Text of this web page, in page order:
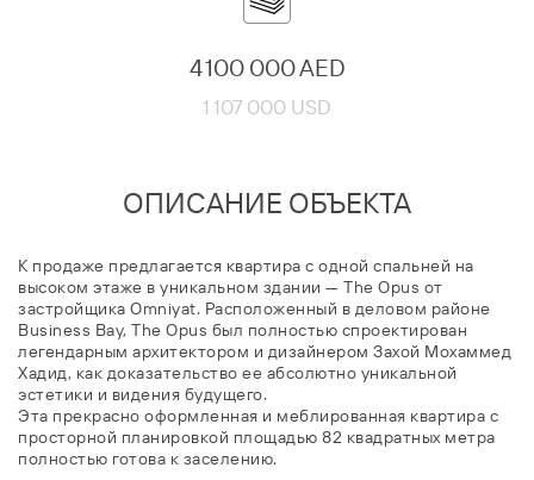
4 100 000 AED
1 107 000 USD
ОПИСАНИЕ ОБЪЕКТА
К продаже предлагается квартира с одной спальней на
высоком этаже в уникальном здании — The Opus от
застройщика Omniyat. Расположенный в деловом районе
Business Bay, The Opus был полностью спроектирован
легендарным архитектором и дизайнером Захой Мохаммед
Хадид, как доказательство ее абсолютно уникальной
эстетики и видения будущего.
Эта прекрасно оформленная и меблированная квартира с
просторной планировкой площадью 82 квадратных метра
полностью готова к заселению.